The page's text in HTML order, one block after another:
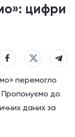
цифри
перемогло
Пропонуємо до
даних за